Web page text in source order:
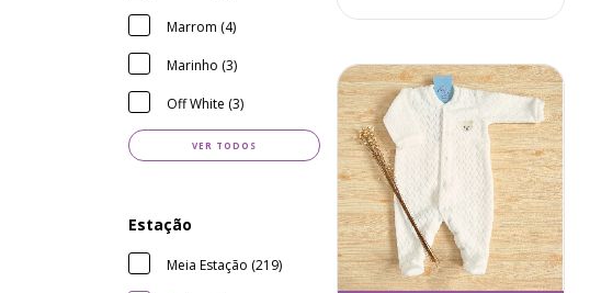
Marrom (4)
Marinho (3)
Off White (3)
VER TODOS
Estação
Meia Estação (219)